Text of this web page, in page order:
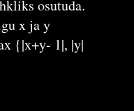
osutuda.
x ja y
{|x+y- 1|, |y|